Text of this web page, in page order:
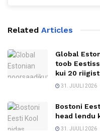
Related Articles
Global
toob
kui 20 riigist
31. JUULI 2026
Bostoni
head lendu
31. JUULI 2026